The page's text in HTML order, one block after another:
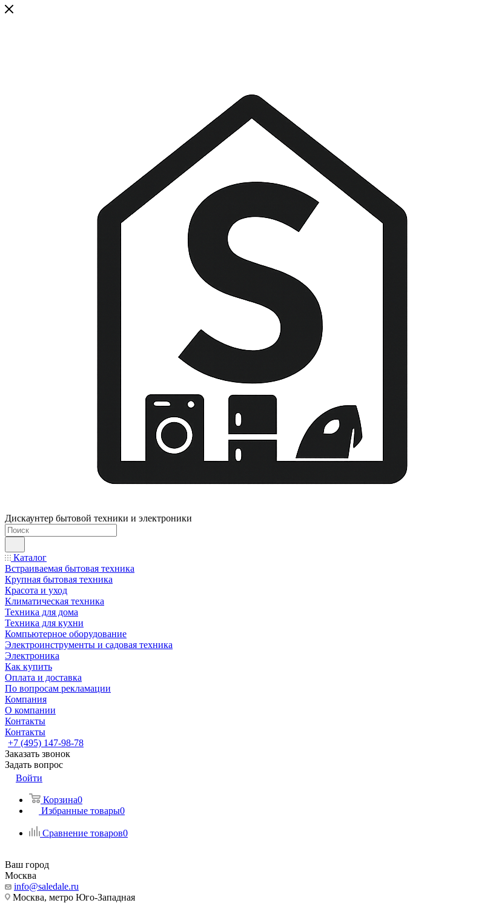
Дискаунтер бытовой техники и электроники
Каталог
Встраиваемая бытовая техника
Крупная бытовая техника
Красота и уход
Климатическая техника
Техника для дома
Техника для кухни
Компьютерное оборудование
Электроинструменты и садовая техника
Электроника
Как купить
Оплата и доставка
По вопросам рекламации
Компания
О компании
Контакты
Контакты
+7 (495) 147-98-78
Заказать звонок
Задать вопрос
Войти
Корзина0
Избранные товары0
Сравнение товаров0
Ваш город
Москва
info@saledale.ru
Москва, метро Юго-Западная